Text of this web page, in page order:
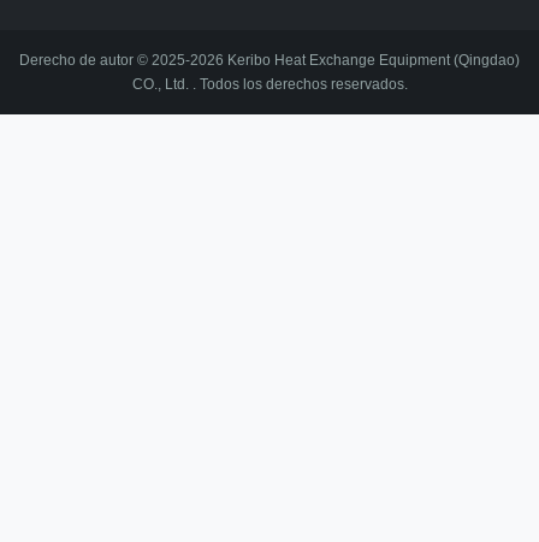
Derecho de autor © 2025-2026 Keribo Heat Exchange Equipment (Qingdao)
CO., Ltd. . Todos los derechos reservados.